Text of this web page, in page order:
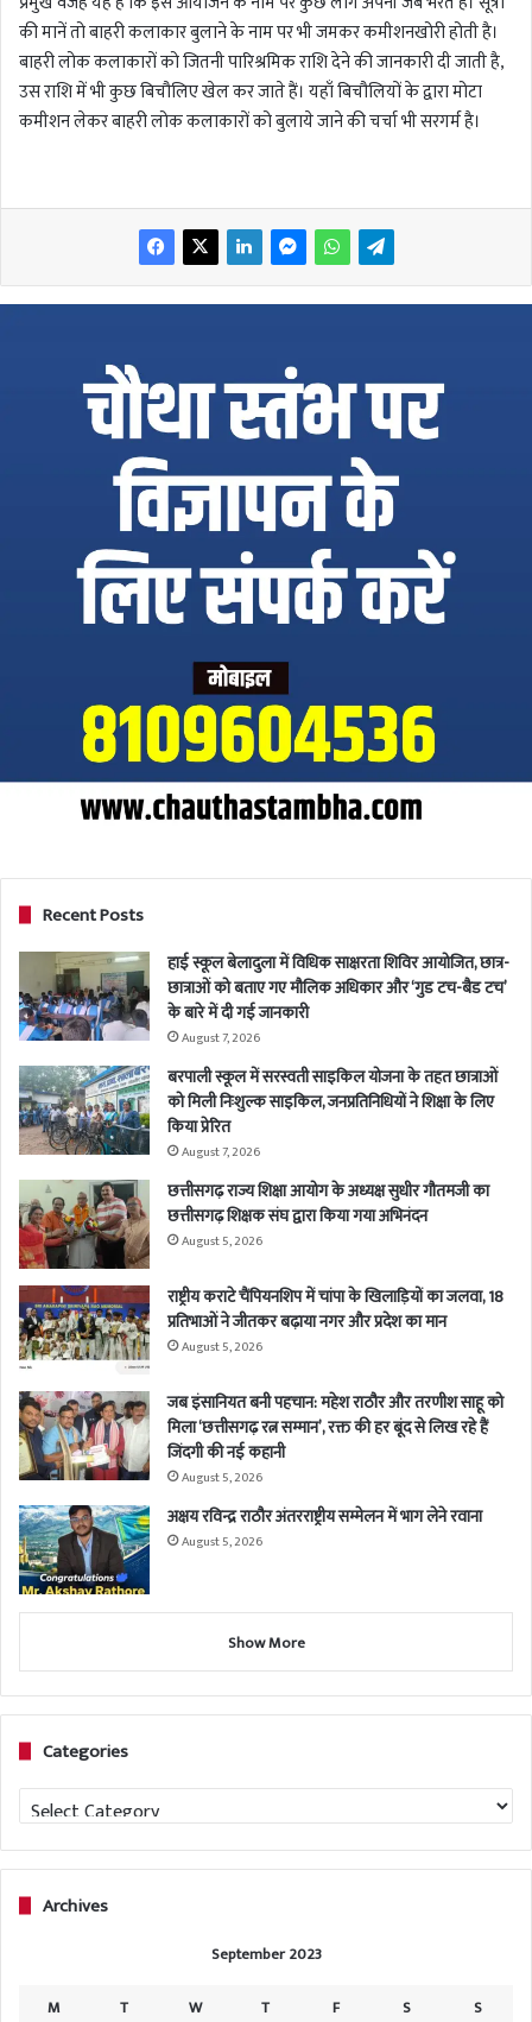
की मानें तो बाहरी कलाकार बुलाने के नाम पर भी जमकर कमीशनखोरी होती है।
बाहरी लोक कलाकारों को जितनी पारिश्रमिक राशि देने की जानकारी दी जाती है,
उस राशि में भी कुछ बिचौलिए खेल कर जाते हैं। यहाँ बिचौलियों के द्वारा मोटा
कमीशन लेकर बाहरी लोक कलाकारों को बुलाये जाने की चर्चा भी सरगर्म है।
Recent Posts
हाई स्कूल बेलादुला में विधिक साक्षरता शिविर आयोजित, छात्र-
छात्राओं को बताए गए मौलिक अधिकार और ‘गुड टच-बैड टच’
के बारे में दी गई जानकारी
August 7, 2026
बरपाली स्कूल में सरस्वती साइकिल योजना के तहत छात्राओं
को मिली निःशुल्क साइकिल, जनप्रतिनिधियों ने शिक्षा के लिए
किया प्रेरित
August 7, 2026
छत्तीसगढ़ राज्य शिक्षा आयोग के अध्यक्ष सुधीर गौतमजी का
छत्तीसगढ़ शिक्षक संघ द्वारा किया गया अभिनंदन
August 5, 2026
राष्ट्रीय कराटे चैंपियनशिप में चांपा के खिलाड़ियों का जलवा, 18
प्रतिभाओं ने जीतकर बढ़ाया नगर और प्रदेश का मान
August 5, 2026
जब इंसानियत बनी पहचान: महेश राठौर और तरणीश साहू को
मिला ‘छत्तीसगढ़ रत्न सम्मान’, रक्त की हर बूंद से लिख रहे हैं
जिंदगी की नई कहानी
August 5, 2026
अक्षय रविन्द्र राठौर अंतरराष्ट्रीय सम्मेलन में भाग लेने रवाना
August 5, 2026
Show More
Categories
Categories
Archives
September 2023
M T W T F S
S